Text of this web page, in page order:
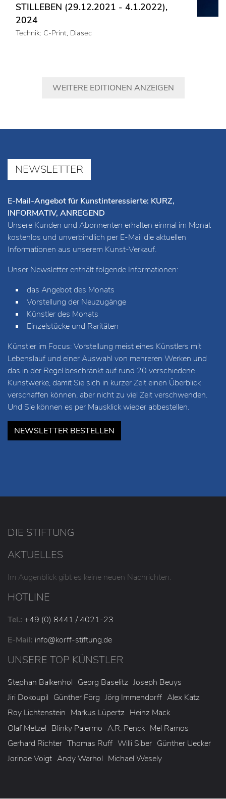
STILLEBEN (29.12.2021 - 4.1.2022),
2024
Technik: C-Print, Diasec
WEITERE EDITIONEN ANZEIGEN
NEWSLETTER
E-Mail-Angebot für Kunstinteressierte: KURZ,
INFORMATIV, ANREGEND
Unsere Kunden und Abonnenten erhalten einmal im Monat
kostenlos und unverbindlich per E-Mail die aktuellen
Informationen aus unserem Kunst-Verkauf.
Unser Newsletter enthält folgende Informationen:
das Angebot des Monats
Vorstellung der Neuzugänge
Künstler des Monats
Einzelstücke und Raritäten
Künstler im Focus: Vorstellung meist eines Künstlers mit
Lebenslauf und einer Auswahl von mehreren Werken und
das in der Regel beschränkt auf rund 20 verschiedene
Kunstwerke, damit Sie sich in kurzer Zeit einen Überblick
verschaffen können, aber nicht zu viel Zeit verschwenden.
Und Sie können es per Mausklick wieder abbestellen.
NEWSLETTER BESTELLEN
DIE STIFTUNG
AKTUELLES
Im Augenblick gibt es keine neuen Nachrichten.
HOTLINE
Tel.: +49 (0) 8441 / 4021-23
E-Mail: info@korff-stiftung.de
UNSERE TOP KÜNSTLER
Stephan Balkenhol Georg Baselitz Joseph Beuys
Jiri Dokoupil Günther Förg Jörg Immendorff Alex Katz
Roy Lichtenstein Markus Lüpertz Heinz Mack
Olaf Metzel Blinky Palermo A.R. Penck Mel Ramos
Gerhard Richter Thomas Ruff Willi Siber Günther Uecker
Jorinde Voigt Andy Warhol Michael Wesely